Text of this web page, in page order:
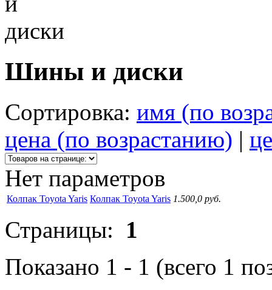
Шины и диски
Сортировка: имя (по
цена (по возрастанию) |
Нет параметров
Колпак Toyota Yaris Колпак Toyota Yaris 1.500,0 руб.
Страницы: 1
Показано 1 - 1 (всего 1